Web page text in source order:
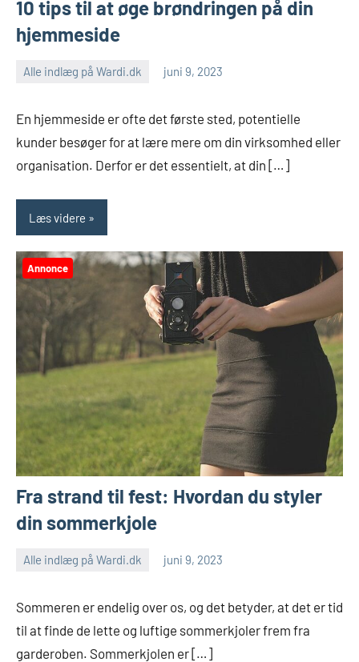
10 tips til at øge brøndringen på din
hjemmeside
Alle indlæg på Wardi.dk juni 9, 2023
En hjemmeside er ofte det første sted, potentielle
kunder besøger for at lære mere om din virksomhed eller
organisation. Derfor er det essentielt, at din […]
Læs videre
Annonce
Fra strand til fest: Hvordan du styler
din sommerkjole
Alle indlæg på Wardi.dk juni 9, 2023
Sommeren er endelig over os, og det betyder, at det er tid
til at finde de lette og luftige sommerkjoler frem fra
garderoben. Sommerkjolen er […]